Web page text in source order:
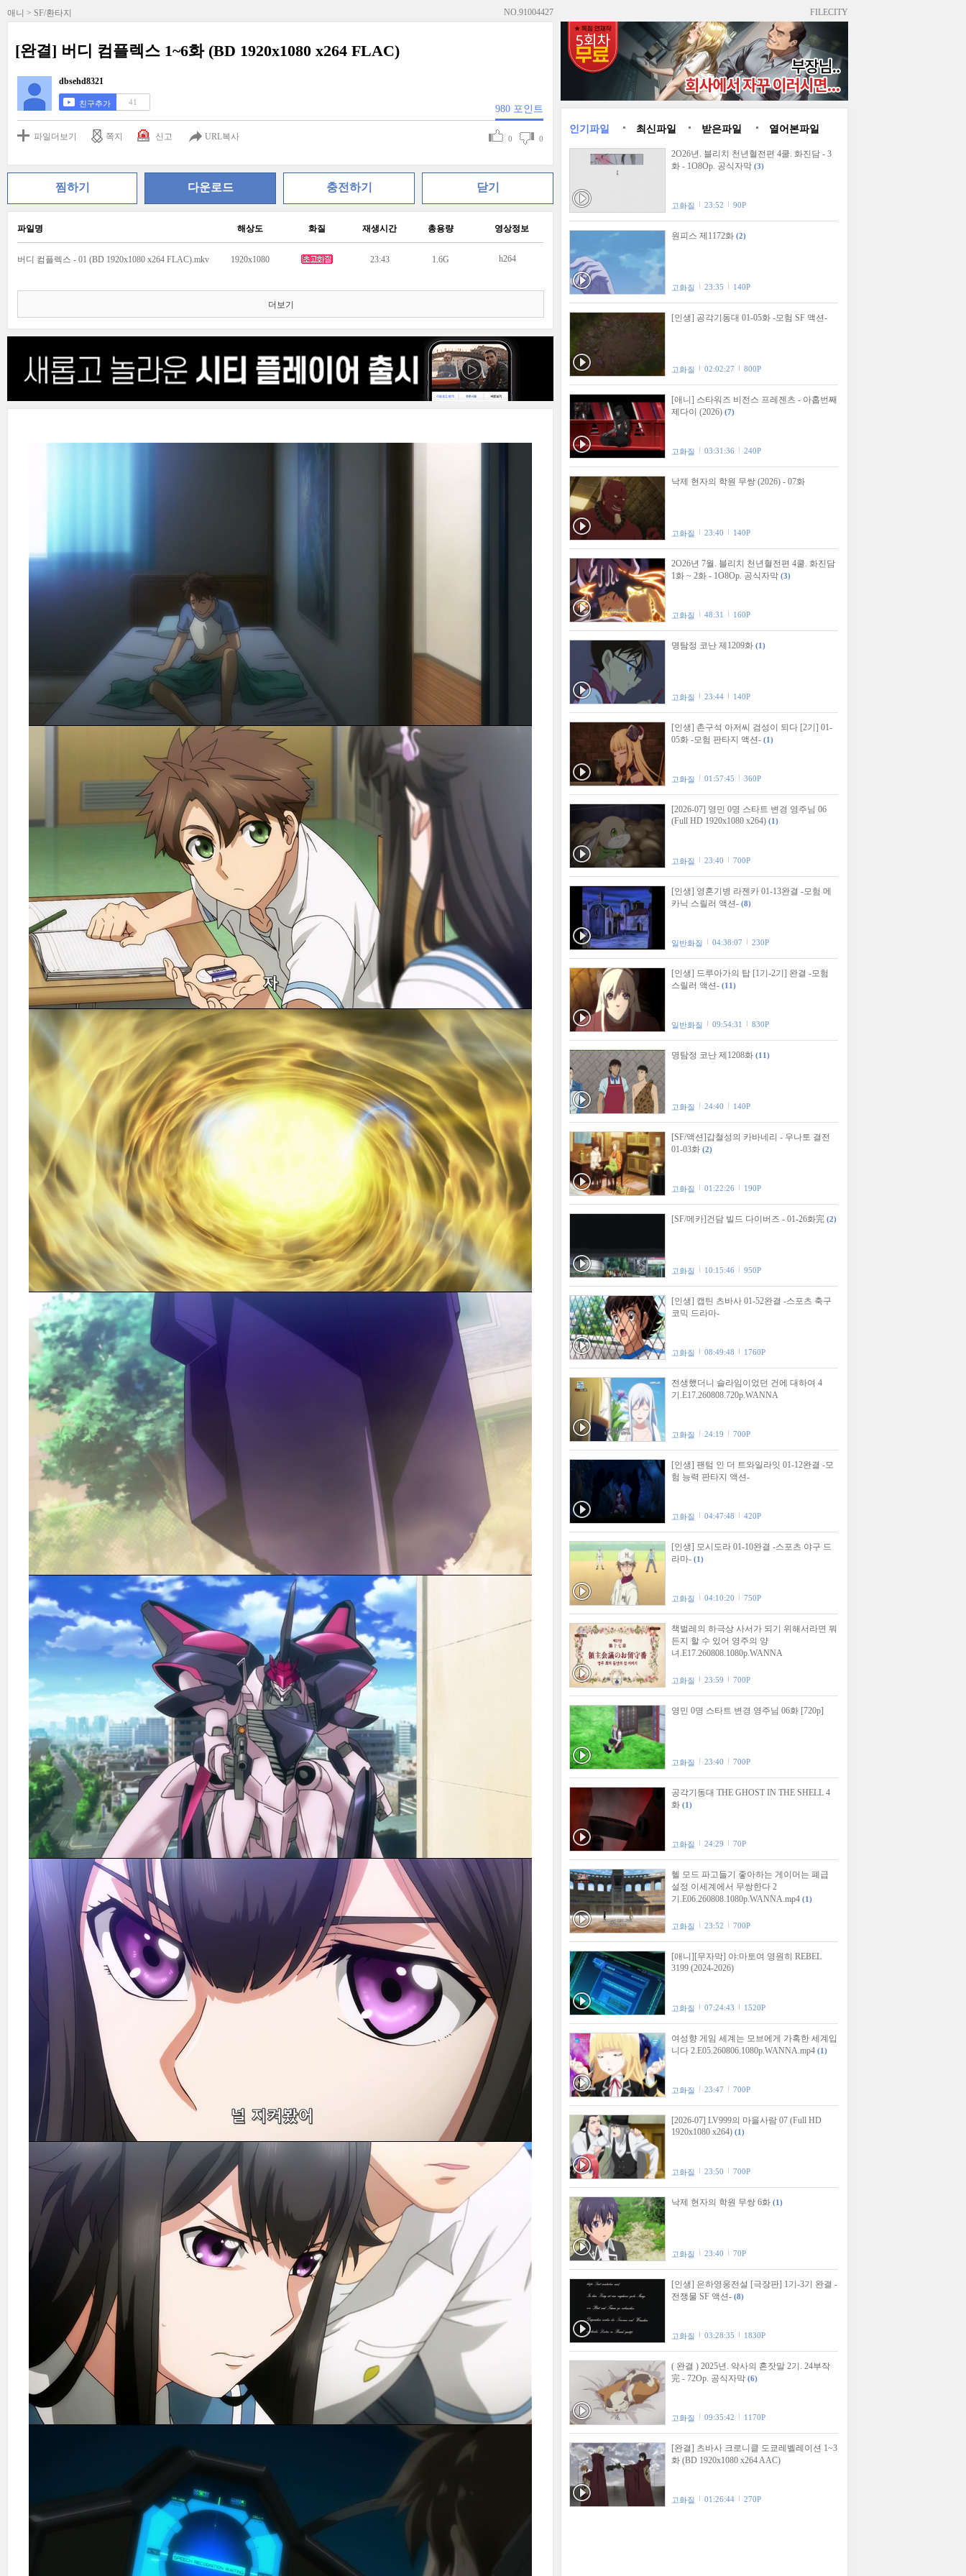
애니 > SF/환타지 NO.91004427
[완결] 버디 컴플렉스 1~6화 (BD 1920x1080 x264 FLAC)
dbsehd8321
친구추가 41
980 포인트
파일더보기 쪽지 신고 URL복사 0 0
찜하기 다운로드 충전하기 닫기
파일명 해상도 화질 재생시간 총용량 영상정보
버디 컴플렉스 - 01 (BD 1920x1080 x264 FLAC).mkv 1920x1080 23:43 1.6G h264
더보기
FILECITY
인기파일 최신파일 받은파일 열어본파일
2O26년. 블리치 천년혈전편 4쿨. 화진담 - 3
화 - 1O8Op. 공식자막 (3)
고화질 23:52 90P
원피스 제1172화 (2)
고화질 23:35 140P
[인생] 공각기동대 01-05화 -모험 SF 액션-
고화질 02:02:27 800P
[애니] 스타워즈 비전스 프레젠츠 - 아홉번째
제다이 (2026) (7)
고화질 03:31:36 240P
낙제 현자의 학원 무쌍 (2026) - 07화
고화질 23:40 140P
2O26년 7월. 블리치 천년혈전편 4쿨. 화진담
1화 ~ 2화 - 1O8Op. 공식자막 (3)
고화질 48:31 160P
명탐정 코난 제1209화 (1)
고화질 23:44 140P
[인생] 촌구석 아저씨 검성이 되다 [2기] 01-
05화 -모험 판타지 액션- (1)
고화질 01:57:45 360P
[2026-07] 영민 0명 스타트 변경 영주님 06
(Full HD 1920x1080 x264) (1)
고화질 23:40 700P
[인생] 영혼기병 라젠카 01-13완결 -모험 메
카닉 스릴러 액션- (8)
일반화질 04:38:07 230P
[인생] 드루아가의 탑 [1기-2기] 완결 -모험
스릴러 액션- (11)
일반화질 09:54:31 830P
명탐정 코난 제1208화 (11)
고화질 24:40 140P
[SF/액션]갑철성의 카바네리 - 우나토 결전
01-03화 (2)
고화질 01:22:26 190P
[SF/메카]건담 빌드 다이버즈 - 01-26화完 (2)
고화질 10:15:46 950P
[인생] 캡틴 츠바사 01-52완결 -스포츠 축구
코믹 드라마-
고화질 08:49:48 1760P
전생했더니 슬라임이었던 건에 대하여 4
기.E17.260808.720p.WANNA
고화질 24:19 700P
[인생] 팬텀 인 더 트와일라잇 01-12완결 -모
험 능력 판타지 액션-
고화질 04:47:48 420P
[인생] 모시도라 01-10완결 -스포츠 야구 드
라마- (1)
고화질 04:10:20 750P
책벌레의 하극상 사서가 되기 위해서라면 뭐
든지 할 수 있어 영주의 양
녀.E17.260808.1080p.WANNA
고화질 23:59 700P
영민 0명 스타트 변경 영주님 06화 [720p]
고화질 23:40 700P
공각기동대 THE GHOST IN THE SHELL 4
화 (1)
고화질 24:29 70P
헬 모드 파고들기 좋아하는 게이머는 폐급
설정 이세계에서 무쌍한다 2
기.E06.260808.1080p.WANNA.mp4 (1)
고화질 23:52 700P
[애니][무자막] 야:마토여 영원히 REBEL
3199 (2024-2026)
고화질 07:24:43 1520P
여성향 게임 세계는 모브에게 가혹한 세계입
니다 2.E05.260806.1080p.WANNA.mp4 (1)
고화질 23:47 700P
[2026-07] LV999의 마을사람 07 (Full HD
1920x1080 x264) (1)
고화질 23:50 700P
낙제 현자의 학원 무쌍 6화 (1)
고화질 23:40 70P
[인생] 은하영웅전설 [극장판] 1기-3기 완결 -
전쟁물 SF 액션- (8)
고화질 03:28:35 1830P
( 완결 ) 2025년. 약사의 혼잣말 2기. 24부작
完 - 72Op. 공식자막 (6)
고화질 09:35:42 1170P
[완결] 츠바사 크로니클 도쿄레벨레이션 1~3
화 (BD 1920x1080 x264 AAC)
고화질 01:26:44 270P